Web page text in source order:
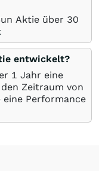
Aktie über 30
entwickelt?
1 Jahr eine
Zeitraum von
Performance